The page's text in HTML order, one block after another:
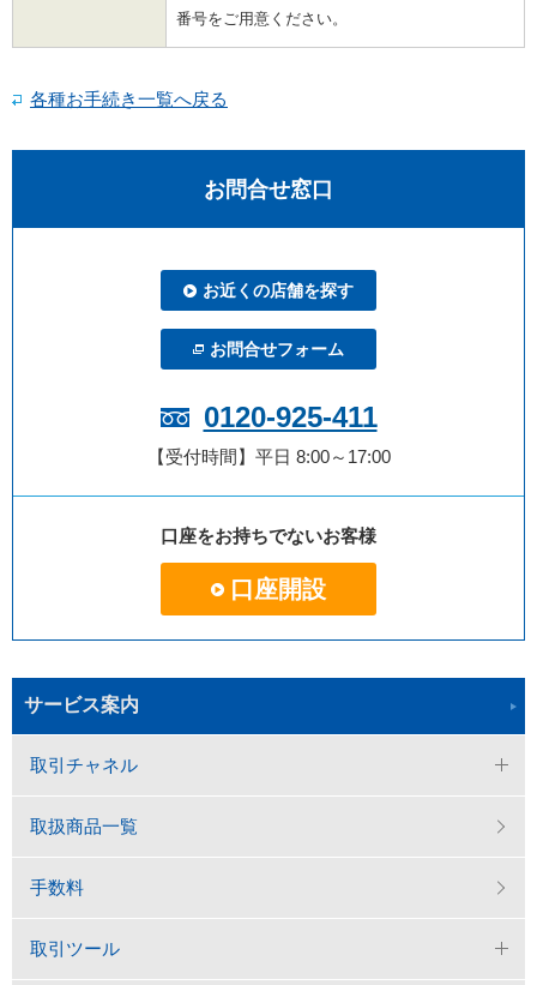
番号をご用意ください。
各種お手続き一覧へ戻る
お問合せ窓口
お近くの店舗を探す
お問合せフォーム
0120-925-411
【受付時間】平日 8:00～17:00
口座をお持ちでないお客様
口座開設
サービス案内
取引チャネル
取扱商品一覧
手数料
取引ツール